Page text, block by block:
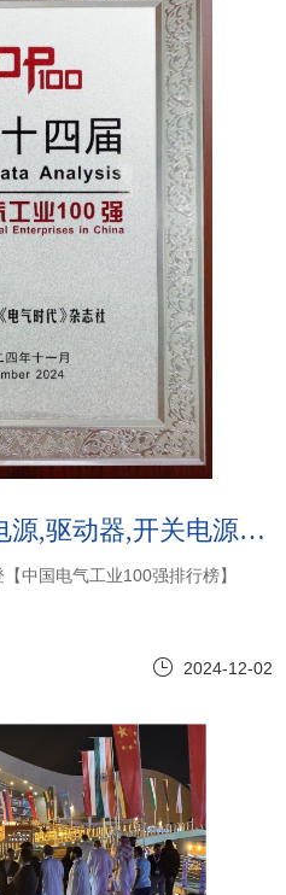
伊戈尔,驱动器,开关电源,驱动器,开关电源:伊戈尔,驱动器,开关电源荣登【中国电气工业100强排行榜】
中国电气工业100强排行榜】
2024-12-02